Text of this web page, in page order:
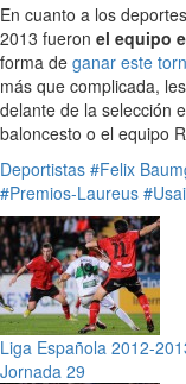
En cuanto a los
2013 fueron el equipo
forma de ganar este
más que complicada,
delante de la selección
baloncesto o el equipo
Deportistas #Felix
#Premios-Laureus
Liga Española 2012-
Jornada 29